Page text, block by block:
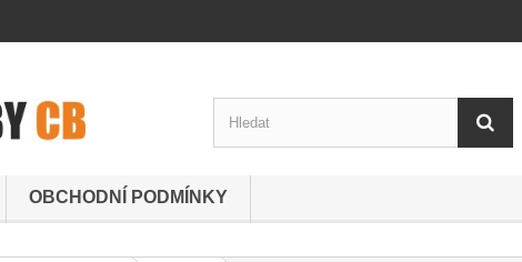
OBCHODNÍ PODMÍNKY